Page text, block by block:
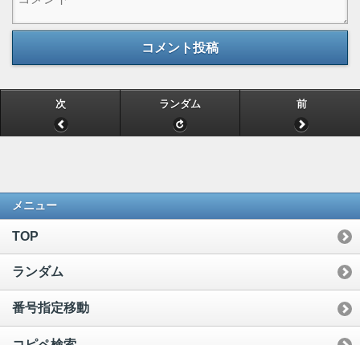
コメント投稿
次 ランダム 前
メニュー
TOP
ランダム
番号指定移動